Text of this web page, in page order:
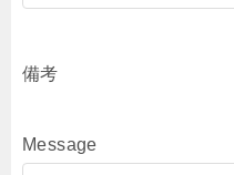
備考
Message